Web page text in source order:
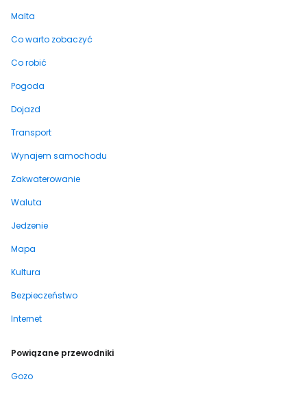
Malta
Co warto zobaczyć
Co robić
Pogoda
Dojazd
Transport
Wynajem samochodu
Zakwaterowanie
Waluta
Jedzenie
Mapa
Kultura
Bezpieczeństwo
Internet
Powiązane przewodniki
Gozo